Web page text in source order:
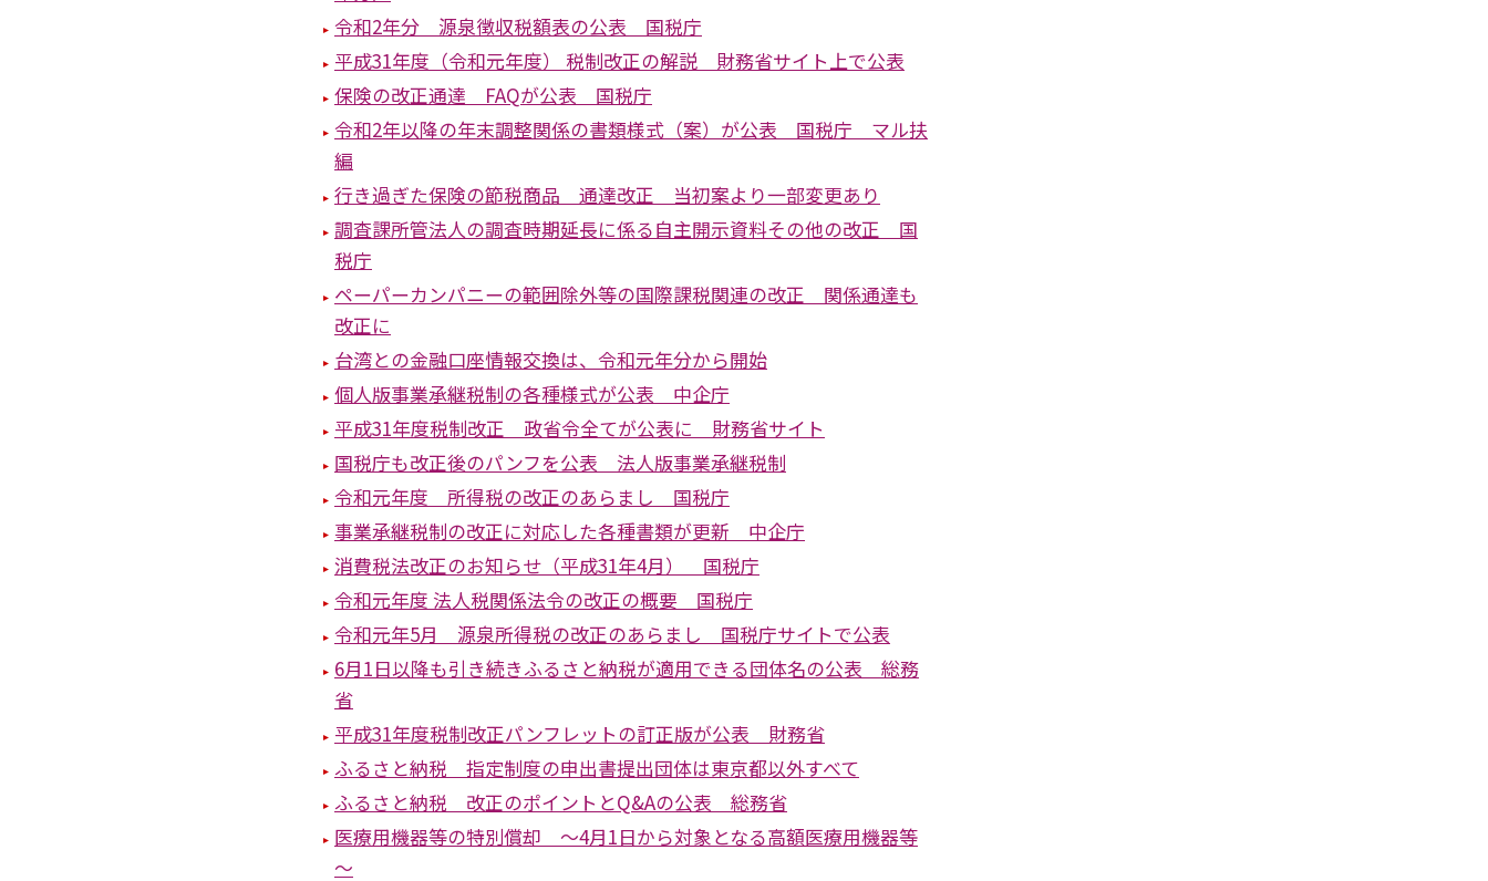
令和2年分 源泉徴収税額表の公表 国税庁
平成31年度（令和元年度） 税制改正の解説 財務省サイト上で公表
保険の改正通達 FAQが公表 国税庁
令和2年以降の年末調整関係の書類様式（案）が公表 国税庁 マル扶
編
行き過ぎた保険の節税商品 通達改正 当初案より一部変更あり
調査課所管法人の調査時期延長に係る自主開示資料その他の改正 国
税庁
ペーパーカンパニーの範囲除外等の国際課税関連の改正 関係通達も
改正に
台湾との金融口座情報交換は、令和元年分から開始
個人版事業承継税制の各種様式が公表 中企庁
平成31年度税制改正 政省令全てが公表に 財務省サイト
国税庁も改正後のパンフを公表 法人版事業承継税制
令和元年度 所得税の改正のあらまし 国税庁
事業承継税制の改正に対応した各種書類が更新 中企庁
消費税法改正のお知らせ（平成31年4月） 国税庁
令和元年度 法人税関係法令の改正の概要 国税庁
令和元年5月 源泉所得税の改正のあらまし 国税庁サイトで公表
6月1日以降も引き続きふるさと納税が適用できる団体名の公表 総務
省
平成31年度税制改正パンフレットの訂正版が公表 財務省
ふるさと納税 指定制度の申出書提出団体は東京都以外すべて
ふるさと納税 改正のポイントとQ&Aの公表 総務省
医療用機器等の特別償却 ～4月1日から対象となる高額医療用機器等
～